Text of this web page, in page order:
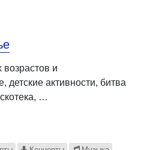
возрастов и
детские активности, битва
…